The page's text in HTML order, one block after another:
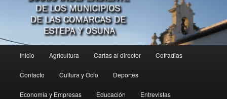
principal
Inicio Agricultura Cartas al director Cofradias
Contacto Cultura y Ocio Deportes
Economia y Empresas Educación Entrevistas